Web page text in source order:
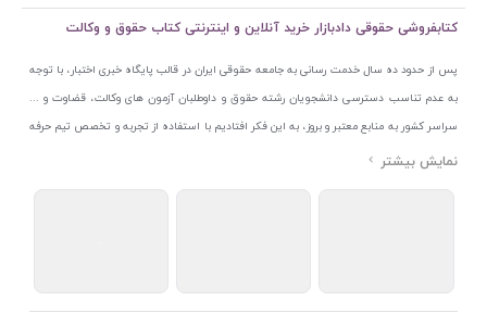
کتابفروشی حقوقی دادبازار خرید آنلاین و اینترنتی کتاب حقوق و وکالت
پس از حدود ده سال خدمت رسانی به جامعه حقوقی ایران در قالب پایگاه خبری اختبار، با توجه
به عدم تناسب دسترسی دانشجویان رشته حقوق و داوطلبان آزمون های وکالت، قضاوت و ...
سراسر کشور به منابع معتبر و بروز، به این فکر افتادیم با استفاده از تجربه و تخصص تیم حرفه
ای اختبار خدمتی جدید به جامعه حقوقی ایران ارائه کنیم. به این منظور با راه اندازی و تجهیز
اتحادیه ناشران و کتابفروشان تهران به منظور ارائه مطمئن ترین خدمات مجموعه بسیار کامل و